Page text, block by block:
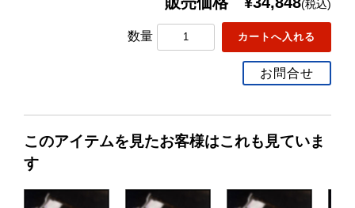
(税込)
数量
お問合せ
このアイテムを見たお客様はこれも見ていま
す